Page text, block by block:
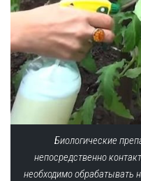
Биологические
непосредственно
необходимо обрабатывать